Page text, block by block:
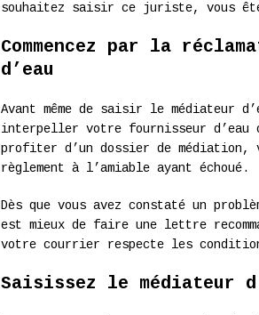
souhaitez saisir ce juriste, vous
Commencez par la
d’eau
Avant même de saisir le médiateur
interpeller votre fournisseur d’eau
profiter d’un dossier de médiation,
règlement à l’amiable ayant échoué.
Dès que vous avez constaté un
est mieux de faire une lettre
votre courrier respecte les
Saisissez le médiateur